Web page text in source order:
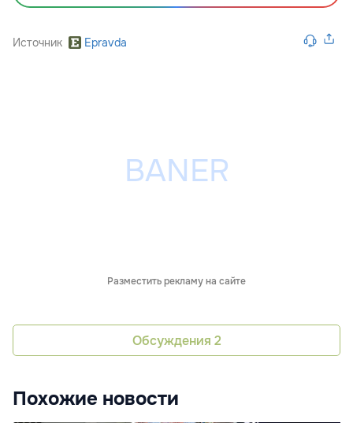
Источник Epravda
Разместить рекламу на сайте
Обсуждения 2
Похожие новости